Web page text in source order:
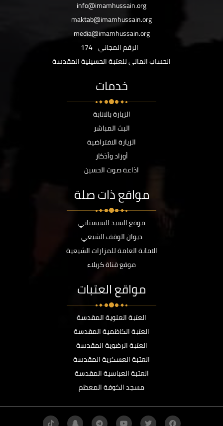
info@imamhussain.org
maktab@imamhussain.org
media@imamhussain.org
الرقم المجاني 174
الحساب المالي للعتبة الحسينية المقدسة
خدمات
الزيارة بالانابة
البث المباشر
الزيارة الافتراضية
أوراد وأذكار
اذاعة صوت الحسين
مواقع ذات صلة
موقع السيد السيستاني
ديوان الوقف الشيعي
الامانة العامة للمزارات الشيعية
موقع قناة كربلاء
مواقع العتبات
العتبة العلوية المقدسة
العتبة الكاظمية المقدسة
العتبة الرضوية المقدسة
العتبة العسكرية المقدسة
العتبة العباسية المقدسة
مسجد الكوفة المعظم